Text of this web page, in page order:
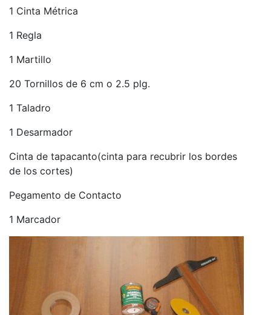
1 Cinta Métrica
1 Regla
1 Martillo
20 Tornillos de 6 cm o 2.5 plg.
1 Taladro
1 Desarmador
Cinta de tapacanto(cinta para recubrir los bordes
de los cortes)
Pegamento de Contacto
1 Marcador